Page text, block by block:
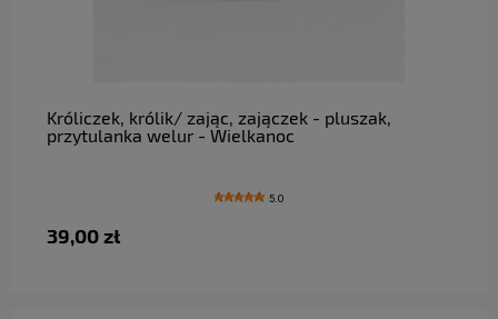
Króliczek, królik/ zając, zajączek - pluszak,
przytulanka welur - Wielkanoc
5.0
39,00 zł